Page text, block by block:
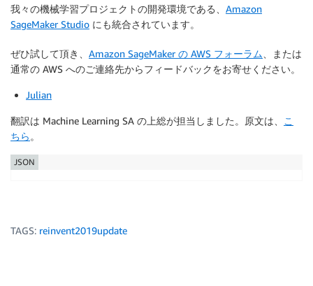
我々の機械学習プロジェクトの開発環境である、 Amazon
SageMaker Studio にも統合されています。
ぜひ試して頂き、 Amazon SageMaker の AWS フォーラム 、または
通常の AWS へのご連絡先からフィードバックをお寄せください。
Julian
翻訳は Machine Learning SA の上総が担当しました。原文は、
こ
ちら 。
JSON
TAGS: reinvent2019update